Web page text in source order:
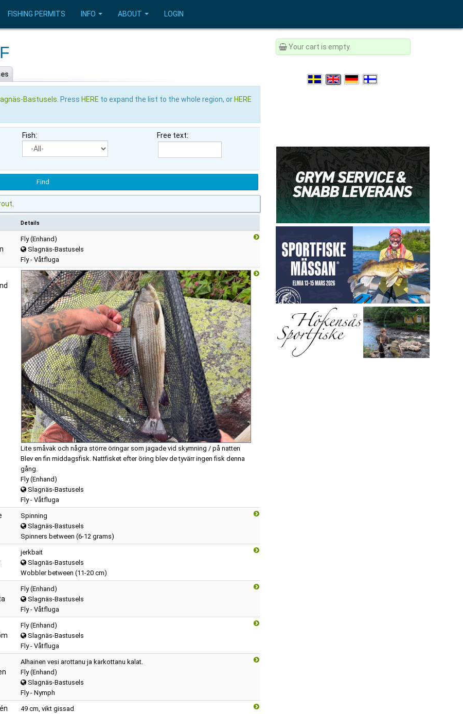
FISHING PERMITS INFO ABOUT LOGIN
Bastusels . Press HERE to expand the list to the whole region, or HERE
Fish: Free text:
Details
Fly (Enhand)
Slagnäs-Bastusels
Fly - Våtfluga
Lite småvak och några större öringar som jagade vid skymning / på natten
Blev en fin middagsfisk. Nattfisket efter öring blev de tyvärr ingen fisk denna
gång.
Fly (Enhand)
Slagnäs-Bastusels
Fly - Våtfluga
Spinning
Slagnäs-Bastusels
Spinners between (6-12 grams)
jerkbait
Slagnäs-Bastusels
Wobbler between (11-20 cm)
Fly (Enhand)
Slagnäs-Bastusels
Fly - Våtfluga
Fly (Enhand)
Slagnäs-Bastusels
Fly - Våtfluga
Alhainen vesi arottanu ja karkottanu kalat.
Fly (Enhand)
Slagnäs-Bastusels
Fly - Nymph
49 cm, vikt gissad
Your cart is empty.